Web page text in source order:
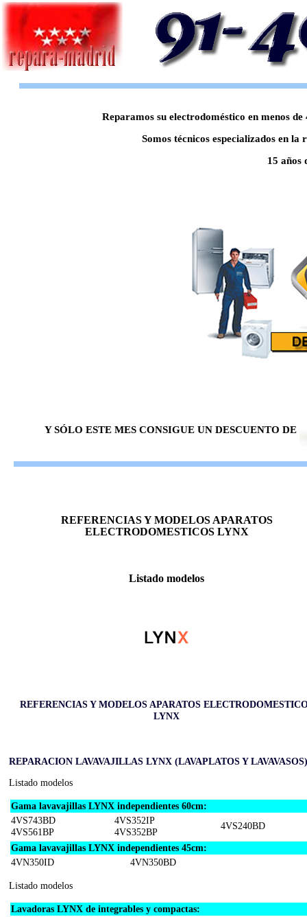
Reparamos su electrodoméstico en menos
Somos técnicos especializados en
15 años
Y SÓLO ESTE MES CONSIGUE UN DESCUENTO DE
REFERENCIAS Y MODELOS APARATOS
ELECTRODOMESTICOS LYNX
Listado modelos
REFERENCIAS Y MODELOS APARATOS
LYNX
REPARACION LAVAVAJILLAS LYNX (LAVAPLATOS Y LAVAVASOS)
Listado modelos
Gama lavavajillas LYNX independientes 60cm:
4VS743BD
4VS561BP
4VS352IP
4VS352BP
4VS240BD
Gama lavavajillas LYNX independientes 45cm:
4VN350ID
4VN350BD
Listado modelos
Lavadoras LYNX de integrables y compactas: